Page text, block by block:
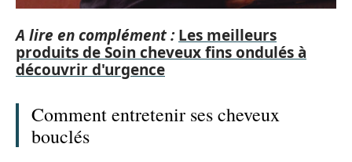
A lire en complément : Les meilleurs
produits de Soin cheveux fins ondulés à
découvrir d'urgence
Comment entretenir ses cheveux
bouclés